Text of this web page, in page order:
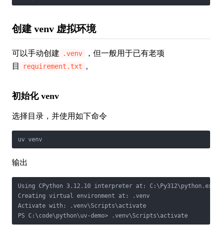
创建 venv 虚拟环境
可以手动创建 .venv
，但一般用于已有老项
目
requirement.txt 。
初始化 venv
选择目录，并使用如下命令
输出
Using CPython 3.12.10 interpreter at: C:\Py312\python.exe
Creating virtual environment at: .venv
Activate with: .venv\Scripts\activate